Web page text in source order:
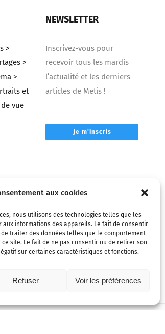
aux cookies
nous utilisons des technologies telles que les
informations des appareils. Le fait de consentir
traiter des données telles que le comportement
site. Le fait de ne pas consentir ou de retirer son
sur certaines caractéristiques et fonctions.
Refuser Voir les préférences
>
>
>
et
vue
NEWSLETTER
Inscrivez-vous pour
recevoir tous les mardis
l’actualité et les derniers
articles de Metis !
Je m'inscris